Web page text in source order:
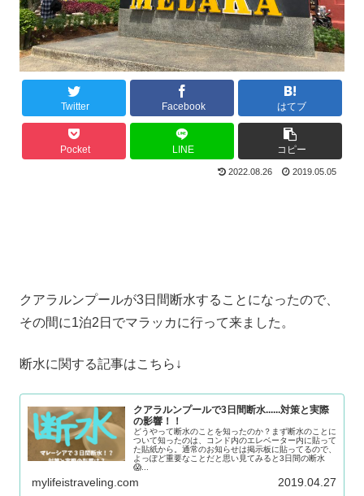
Twitter Facebook はてブ
Pocket LINE コピー
2022.08.26 2019.05.05
クアラルンプールが3日間断水することになったので、
その間に1泊2日でマラッカに行って来ました。
断水に関する記事はこちら↓
クアラルンプールで3日間断水......対策と実際
の影響！！
どうやって断水のことを知ったのか？まず断水のことに
ついて知ったのは、コンド内のエレベーター内に貼って
た貼紙から。通常のお知らせは掲示板に貼ってるので、
よっぽど重要なことだと思い見てみると3日間の断水
😱...
mylifeistraveling.com 2019.04.27